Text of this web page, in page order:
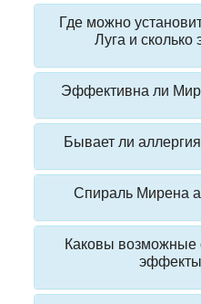
Где можно
Луга и сколько
Эффективна ли
Бывает ли
Спираль Мирена
Каковы возможные